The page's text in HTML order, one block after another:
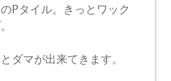
Pタイル。きっとワック
ダマが出来てきます。